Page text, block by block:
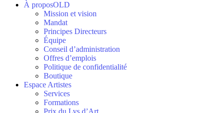
À proposOLD
Mission et vision
Mandat
Principes Directeurs
Équipe
Conseil d’administration
Offres d’emplois
Politique de confidentialité
Boutique
Espace Artistes
Services
Formations
Prix du Lys d’Art